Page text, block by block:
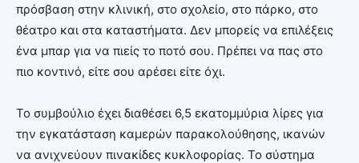
πρόσβαση στην κλινική, στο σχολείο, στο πάρκο, στο
θέατρο και στα καταστήματα. Δεν μπορείς να επιλέξεις
ένα μπαρ για να πιείς το ποτό σου. Πρέπει να πας στο
πιο κοντινό, είτε σου αρέσει είτε όχι.
Το συμβούλιο έχει διαθέσει 6,5 εκατομμύρια λίρες για
την εγκατάσταση καμερών παρακολούθησης, ικανών
να ανιχνεύουν πινακίδες κυκλοφορίας. Το σύστημα